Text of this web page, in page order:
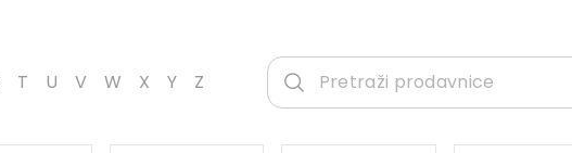
T U V W X Y Z